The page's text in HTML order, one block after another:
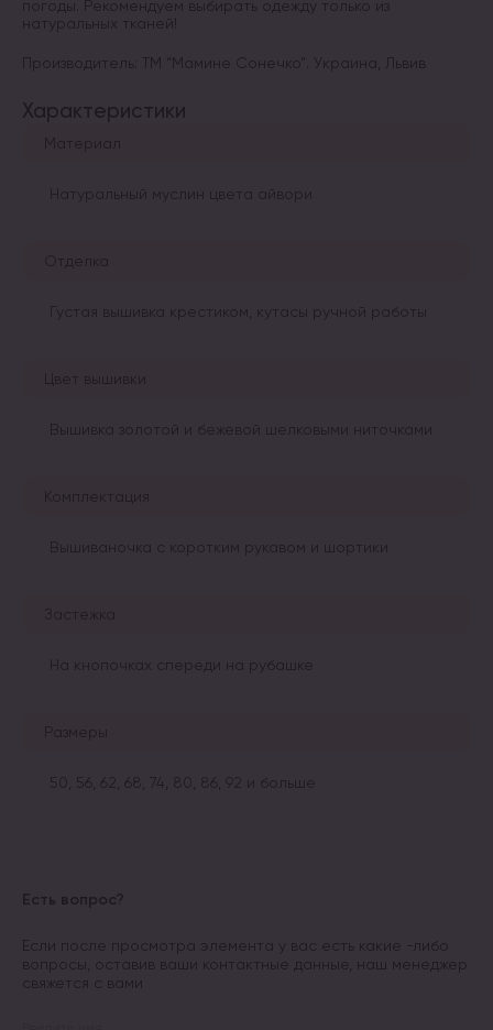
погоды. Рекомендуем выбирать одежду только из
натуральных тканей!
Производитель: ТМ “Мамине Сонечко”. Украина, Львив
Характеристики
Материал
Натуральный муслин цвета айвори
Отделка
Густая вышивка крестиком, кутасы ручной работы
Цвет вышивки
Вышивка золотой и бежевой шелковыми ниточками
Комплектация
Вышиваночка с коротким рукавом и шортики
Застежка
На кнопочках спереди на рубашке
Размеры
50, 56, 62, 68, 74, 80, 86, 92 и больше
Есть вопрос?
Если после просмотра элемента у вас есть какие -либо
вопросы, оставив ваши контактные данные, наш менеджер
свяжется с вами